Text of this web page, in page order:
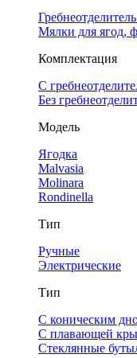
Мялки для ягод,
Комплектация
С
Без
Модель
Ягодка
Malvasia
Molinara
Rondinella
Тип
Ручные
Электрические
Тип
С коническим
С плавающей
Стеклянные